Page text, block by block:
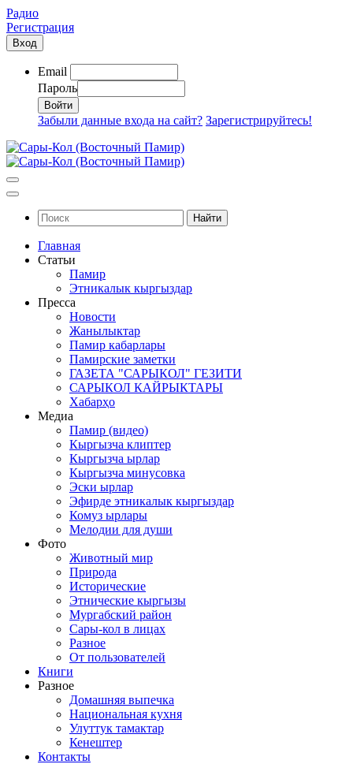
Радио
Регистрация
Вход
Email
Пароль
Забыли данные входа на сайт? Зарегистрируйтесь!
Найти
Главная
Статьи
Памир
Этникалык кыргыздар
Пресса
Новости
Жанылыктар
Памир кабарлары
Памирские заметки
ГАЗЕТА "САРЫКОЛ" ГЕЗИТИ
САРЫКОЛ КАЙРЫКТАРЫ
Хабарҳо
Медиа
Памир (видео)
Кыргызча клиптер
Кыргызча ырлар
Кыргызча минусовка
Эски ырлар
Эфирде этникалык кыргыздар
Комуз ырлары
Мелодии для души
Фото
Животный мир
Природа
Исторические
Этнические кыргызы
Мургабский район
Сары-кол в лицах
Разное
От пользователей
Книги
Разное
Домашняя выпечка
Национальная кухня
Улуттук тамактар
Кенештер
Контакты